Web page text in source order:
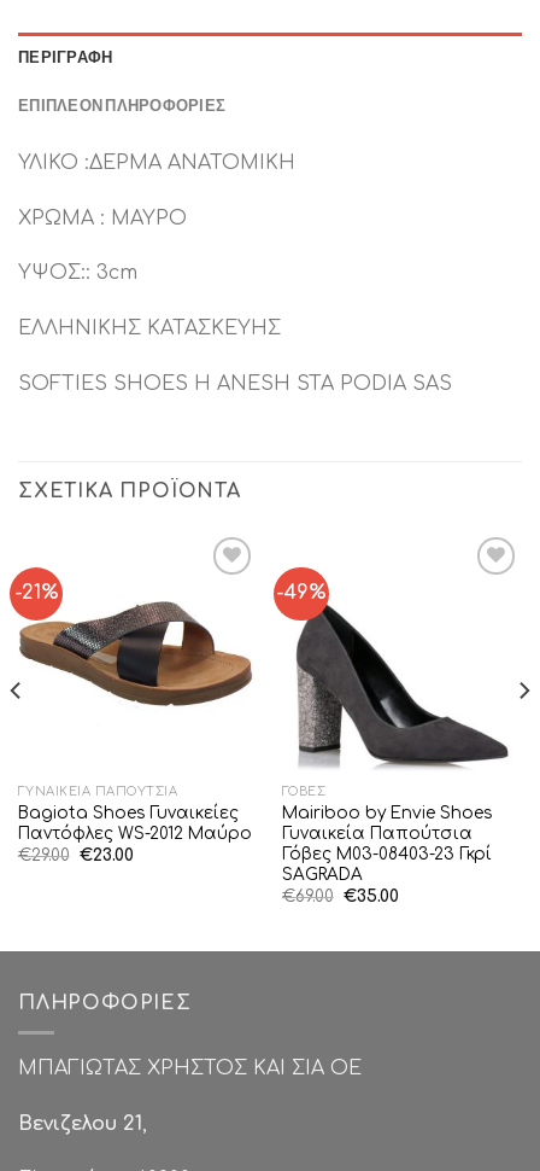
ΠΕΡΙΓΡΑΦΉ
ΕΠΙΠΛΈΟΝ ΠΛΗΡΟΦΟΡΊΕΣ
ΥΛΙΚΟ :ΔΕΡΜΑ ΑΝΑΤΟΜΙΚΗ
ΧΡΩΜΑ : ΜΑΥΡΟ
ΥΨΟΣ:: 3cm
ΕΛΛΗΝΙΚΗΣ ΚΑΤΑΣΚΕΥΗΣ
SOFTIES SHOES H ANESH STA PODIA SAS
ΣΧΕΤΙΚΆ ΠΡΟΪΌΝΤΑ
-21%
ΓΥΝΑΙΚΕΊΑ ΠΑΠΟΎΤΣΙΑ
Bagiota Shoes Γυναικείες
Παντόφλες WS-2012 Μαύρο
€29.00 Original
€23.00Η
-49%
ΓΌΒΕΣ
Mairiboo by Envie Shoes
Γυναικεία Παπούτσια
Γόβες M03-08403-23 Γκρί
SAGRADA
€69.00 Original
€35.00Η
ΠΛΗΡΟΦΟΡΊΕΣ
ΜΠΑΓΙΩΤΑΣ ΧΡΗΣΤΟΣ ΚΑΙ ΣΙΑ ΟΕ
Βενιζελου 21,